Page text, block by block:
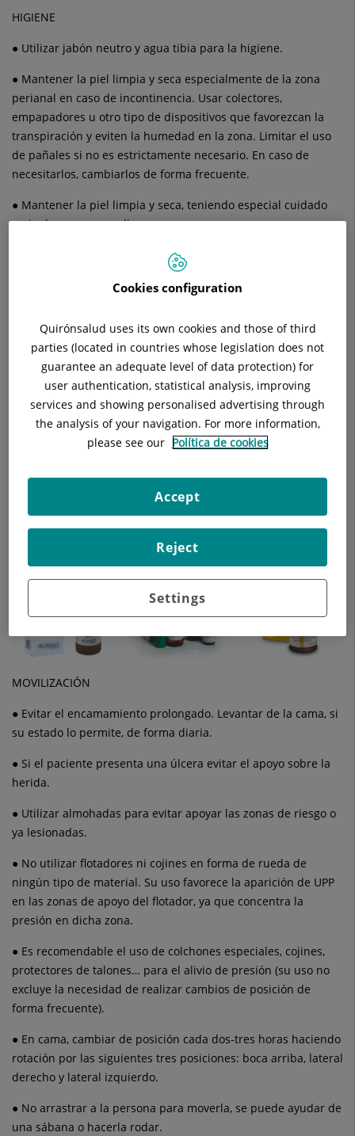
HIGIENE
● Utilizar jabón neutro y agua tibia para la higiene.
● Mantener la piel limpia y seca especialmente de la zona
perianal en caso de incontinencia. Usar colectores,
empapadores u otro tipo de dispositivos que favorezcan la
transpiración y eviten la humedad en la zona. Limitar el uso
de pañales si no es estrictamente necesario. En caso de
necesitarlos, cambiarlos de forma frecuente.
● Mantener la piel limpia y seca, teniendo especial cuidado
en ingles, mamas y pliegues.
● No abusar de la colonia. Reseca la piel.
● Mantener la piel hidratada.
prevención de úlceras: ácidos grasos hiperoxigenados, en las
zonas de riesgo de presión.
● No hacer masajes en las zonas de riesgo.
● Aplicar productos barrera en zonas expuestas a humedad:
zona perinanal, pliegues… (ej: pasta lassar, cavilon®)
la sábana bajera al realizar los cambios posturales.
● Usar calcetines de algodón gruesos y sin gomas para evitar
lesiones por roce en talones y tobillos.
MOVILIZACIÓN
● Evitar el encamamiento prolongado. Levantar de la cama, si
su estado lo permite, de forma diaria.
● Si el paciente presenta una úlcera evitar el apoyo sobre la
herida.
● Utilizar almohadas para evitar apoyar las zonas de riesgo o
ya lesionadas.
● No utilizar flotadores ni cojines en forma de rueda de
ningún tipo de material. Su uso favorece la aparición de UPP
en las zonas de apoyo del flotador, ya que concentra la
presión en dicha zona.
● Es recomendable el uso de colchones especiales, cojines,
protectores de talones… para el alivio de presión (su uso no
excluye la necesidad de realizar cambios de posición de
forma frecuente).
● En cama, cambiar de posición cada dos-tres horas haciendo
rotación por las siguientes tres posiciones: boca arriba, lateral
derecho y lateral izquierdo.
● No arrastrar a la persona para moverla, se puede ayudar de
una sábana o hacerla rodar.
Cookies configuration
Quirónsalud uses its own cookies and those of third
parties (located in countries whose legislation does not
guarantee an adequate level of data protection) for
user authentication, statistical analysis, improving
services and showing personalised advertising through
the analysis of your navigation. For more information,
please see our Política de cookies
Settings
Reject
Accept